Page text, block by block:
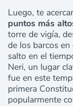
Luego, te
puntos más
torre de vigía,
de los barcos
salto en el
Neri, un lugar
fue en este
primera
popularmente